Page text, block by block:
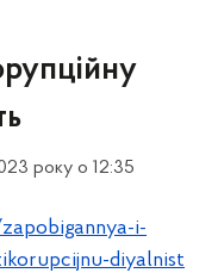
року о 12:35
i-
diyalnist